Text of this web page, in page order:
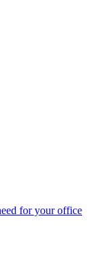
for your office